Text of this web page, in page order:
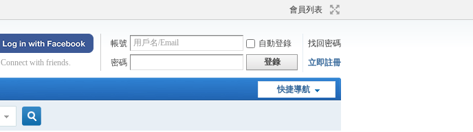
會員列表
帳號 自動登錄
找回密碼
密碼
登錄 立即註冊
Connect with friends.
快捷導航